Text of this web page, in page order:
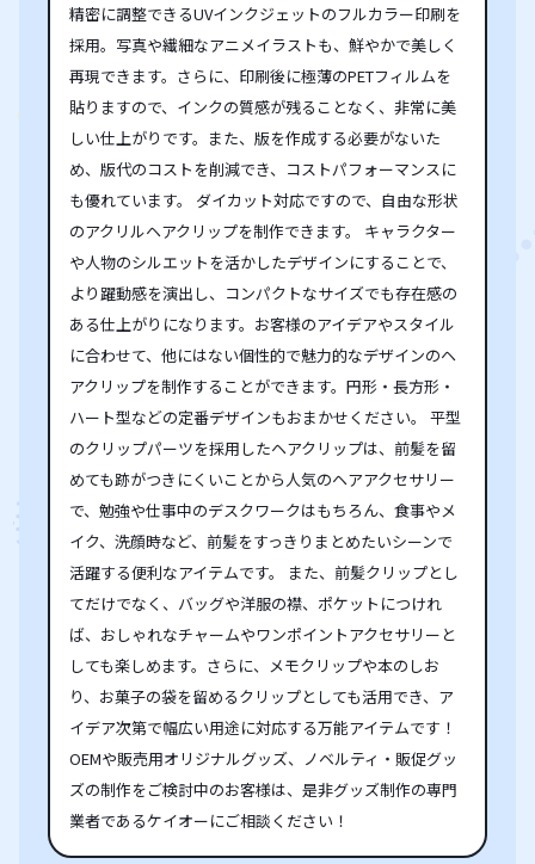
精密に調整できるUVインクジェットのフルカラー印刷を
採用。写真や繊細なアニメイラストも、鮮やかで美しく
再現できます。さらに、印刷後に極薄のPETフィルムを
貼りますので、インクの質感が残ることなく、非常に美
しい仕上がりです。また、版を作成する必要がないた
め、版代のコストを削減でき、コストパフォーマンスに
も優れています。 ダイカット対応ですので、自由な形状
のアクリルヘアクリップを制作できます。 キャラクター
や人物のシルエットを活かしたデザインにすることで、
より躍動感を演出し、コンパクトなサイズでも存在感の
ある仕上がりになります。お客様のアイデアやスタイル
に合わせて、他にはない個性的で魅力的なデザインのヘ
アクリップを制作することができます。円形・長方形・
ハート型などの定番デザインもおまかせください。 平型
のクリップパーツを採用したヘアクリップは、前髪を留
めても跡がつきにくいことから人気のヘアアクセサリー
で、勉強や仕事中のデスクワークはもちろん、食事やメ
イク、洗顔時など、前髪をすっきりまとめたいシーンで
活躍する便利なアイテムです。 また、前髪クリップとし
てだけでなく、バッグや洋服の襟、ポケットにつけれ
ば、おしゃれなチャームやワンポイントアクセサリーと
しても楽しめます。さらに、メモクリップや本のしお
り、お菓子の袋を留めるクリップとしても活用でき、ア
イデア次第で幅広い用途に対応する万能アイテムです！
OEMや販売用オリジナルグッズ、ノベルティ・販促グッ
ズの制作をご検討中のお客様は、是非グッズ制作の専門
業者であるケイオーにご相談ください！